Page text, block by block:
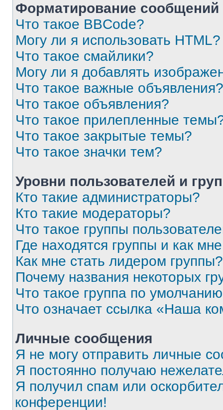
Форматирование
Что такое BBCode?
Могу ли я использовать HTML?
Что такое смайлики?
Могу ли я добавлять
Что такое важные объявления?
Что такое объявления?
Что такое прилепленные
Что такое закрытые темы?
Что такое значки тем?
Уровни пользователей и
Кто такие администраторы?
Кто такие модераторы?
Что такое группы
Где находятся группы и как
Как мне стать лидером группы?
Почему названия некоторых
Что такое группа по
Что означает ссылка «Наша
Личные сообщения
Я не могу отправить личные
Я постоянно получаю
Я получил спам или
конференции!